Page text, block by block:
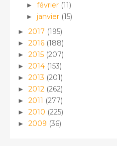
► février (11)
► janvier (15)
► 2017 (195)
► 2016 (188)
► 2015 (207)
► 2014 (153)
► 2013 (201)
► 2012 (262)
► 2011 (277)
► 2010 (225)
► 2009 (36)